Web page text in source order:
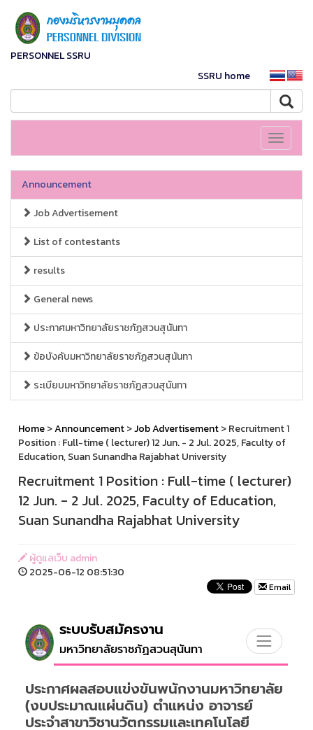
PERSONNEL SSRU
SSRU home
Toggle
Announcement
Job Advertisement
List of contestants
results
General news
ประกาศมหาวิทยาลัยราชภัฏสวนสุนันทา
ข้อบังคับมหาวิทยาลัยราชภัฏสวนสุนันทา
ระเบียบมหาวิทยาลัยราชภัฏสวนสุนันทา
Home>Announcement>Job Advertisement> Recruitment 1
Position : Full-time ( lecturer) 12 Jun. - 2 Jul. 2025, Faculty of
Education, Suan Sunandha Rajabhat University
Recruitment 1 Position : Full-time ( lecturer)
12 Jun. - 2 Jul. 2025, Faculty of Education,
Suan Sunandha Rajabhat University
ผู้ดูแลเว็บ admin
2025-06-12 08:51:30
Email